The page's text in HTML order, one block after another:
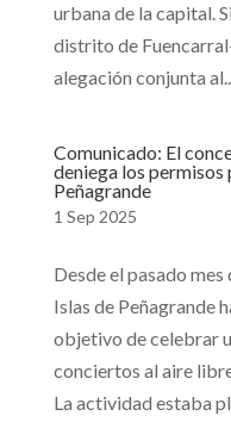
urbana de la capital.
distrito de
alegación conjunta
Comunicado: El
deniega los
Peñagrande
1 Sep 2025
Desde el pasado
Islas de Peñagrande
objetivo de celebrar
conciertos al aire
La actividad estaba